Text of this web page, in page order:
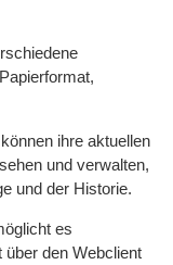
ihre aktuellen
und verwalten,
und der Historie.
es
den Webclient